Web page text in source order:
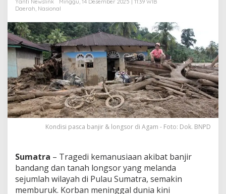
T
e
m
b
u
s
1
0
0
0
J
i
Yanti Newslink
Minggu, 14 Desember 2025 | 11:39 WIB
Daerah, Nasional
Kondisi pasca banjir & longsor di Agam - Foto: Dok. BNPD
Sumatra – Tragedi kemanusiaan akibat banjir
bandang dan tanah longsor yang melanda
sejumlah wilayah di Pulau Sumatra, semakin
memburuk. Korban meninggal dunia kini